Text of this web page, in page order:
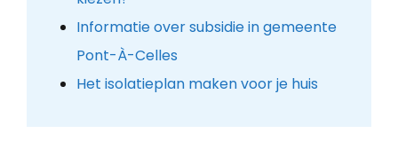
Informatie over subsidie in gemeente
Pont-À-Celles
Het isolatieplan maken voor je huis